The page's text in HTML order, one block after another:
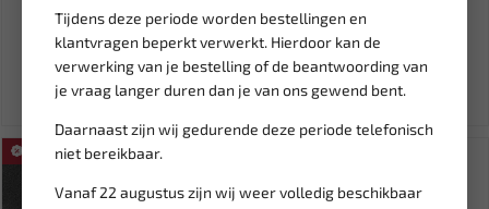
Tijdens deze periode worden bestellingen en
klantvragen beperkt verwerkt. Hierdoor kan de
verwerking van je bestelling of de beantwoording van
je vraag langer duren dan je van ons gewend bent.
Daarnaast zijn wij gedurende deze periode telefonisch
niet bereikbaar.
Vanaf 22 augustus zijn wij weer volledig beschikbaar
668,06
785,96
Ex. btw: € 552,12
8,95
Ex. btw: € 7,40